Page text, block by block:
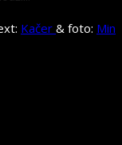
Kačer & foto: Min